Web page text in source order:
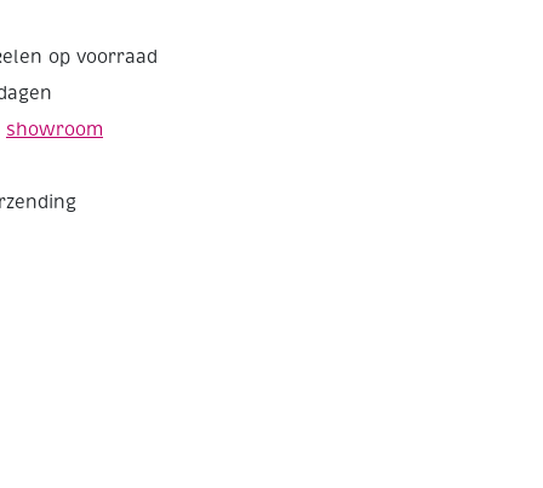
aantal
op voorraad
showroom